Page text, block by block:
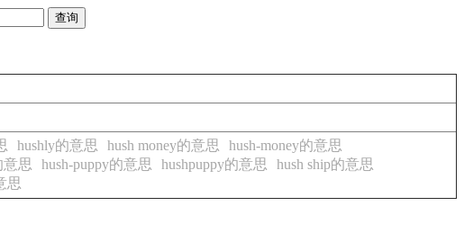
hushly的意思 hush money的意思
hush-money的意思
意思 hush-puppy的意思 hushpuppy的意思
hush ship的意思
思